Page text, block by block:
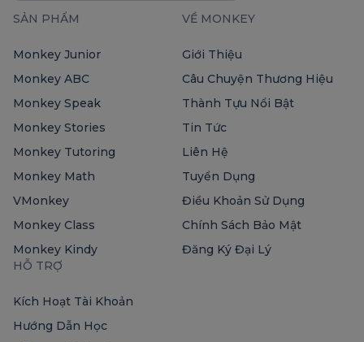
SẢN PHẨM
Monkey Junior
Monkey ABC
Monkey Speak
Monkey Stories
Monkey Tutoring
Monkey Math
VMonkey
Monkey Class
Monkey Kindy
VỀ MONKEY
Giới Thiệu
Câu Chuyện Thương Hiệu
Thành Tựu Nổi Bật
Tin Tức
Liên Hệ
Tuyển Dụng
Điều Khoản Sử Dụng
Chính Sách Bảo Mật
Đăng Ký Đại Lý
HỖ TRỢ
Kích Hoạt Tài Khoản
Hướng Dẫn Học